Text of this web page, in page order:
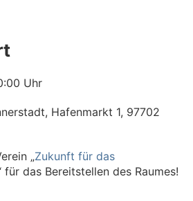
Uhr
Hafenmarkt 1, 97702
„Zukunft für das
für das Bereitstellen des Raumes!